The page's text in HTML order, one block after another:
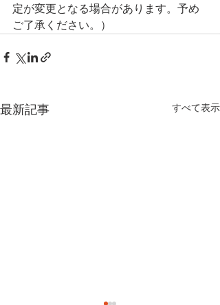
定が変更となる場合があります。予め
ご了承ください。）
最新記事 すべて表示